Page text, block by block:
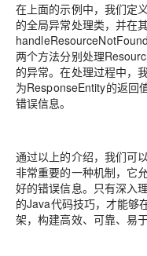
在上面的示例中，我们定
的全局异常处理类，并在
两个方法分别处理
的异常。在处理过程中，
为ResponseEntity的返回
错误信息。
通过以上的介绍，我们可
非常重要的一种机制，它
好的错误信息。只有深入
的Java代码技巧，才能够
架，构建高效、可靠、易